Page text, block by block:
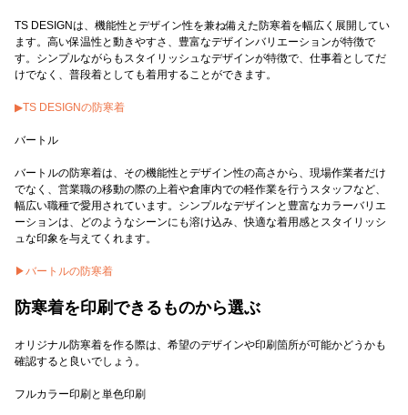
TS DESIGNは、機能性とデザイン性を兼ね備えた防寒着を幅広く展開してい
ます。高い保温性と動きやすさ、豊富なデザインバリエーションが特徴で
す。シンプルながらもスタイリッシュなデザインが特徴で、仕事着としてだ
けでなく、普段着としても着用することができます。
▶︎TS DESIGNの防寒着
バートル
バートルの防寒着は、その機能性とデザイン性の高さから、現場作業者だけ
でなく、営業職の移動の際の上着や倉庫内での軽作業を行うスタッフなど、
幅広い職種で愛用されています。シンプルなデザインと豊富なカラーバリエ
ーションは、どのようなシーンにも溶け込み、快適な着用感とスタイリッシ
ュな印象を与えてくれます。
▶︎バートルの防寒着
防寒着を印刷できるものから選ぶ
オリジナル防寒着を作る際は、希望のデザインや印刷箇所が可能かどうかも
確認すると良いでしょう。
フルカラー印刷と単色印刷